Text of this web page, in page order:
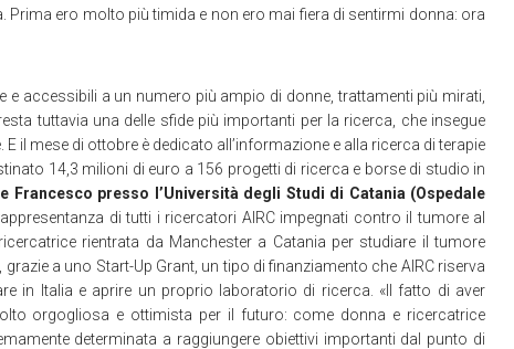
ero molto più timida e non ero mai fiera di sentirmi donna: ora
accessibili a un numero più ampio di donne, trattamenti più mirati,
tuttavia una delle sfide più importanti per la ricerca, che insegue
il mese di ottobre è dedicato all’informazione e alla ricerca di terapie
14,3 milioni di euro a 156 progetti di ricerca e borse di studio in
Francesco presso l’Università degli Studi di Catania (Ospedale
di tutti i ricercatori AIRC impegnati contro il tumore al
rientrata da Manchester a Catania per studiare il tumore
a uno Start-Up Grant, un tipo di finanziamento che AIRC riserva
in Italia e aprire un proprio laboratorio di ricerca. «Il fatto di aver
orgogliosa e ottimista per il futuro: come donna e ricercatrice
determinata a raggiungere obiettivi importanti dal punto di